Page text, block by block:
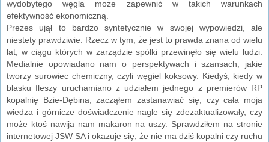
wydobytego węgla może zapewnić w takich warunkach
efektywność ekonomiczną.
Prezes ujął to bardzo syntetycznie w swojej wypowiedzi, ale
niestety prawdziwie. Rzecz w tym, że jest to prawda znana od wielu
lat, w ciągu których w zarządzie spółki przewinęło się wielu ludzi.
Medialnie opowiadano nam o perspektywach i szansach, jakie
tworzy surowiec chemiczny, czyli węgiel koksowy. Kiedyś, kiedy w
blasku fleszy uruchamiano z udziałem jednego z premierów RP
kopalnię Bzie-Dębina, zacząłem zastanawiać się, czy cała moja
wiedza i górnicze doświadczenie nagle się zdezaktualizowały, czy
może ktoś nawija nam makaron na uszy. Sprawdziłem na stronie
internetowej JSW SA i okazuje się, że nie ma dziś kopalni czy ruchu